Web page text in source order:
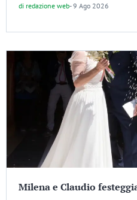
di redazione web-9 Ago 2026
Milena e Claudio